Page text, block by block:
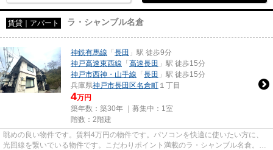
賃貸｜アパート ラ・シャンブル名倉
神鉄有馬線 「 長田 」駅 徒歩9分
神戸高速東西線 「 高速長田 」駅 徒歩15分
神戸市西神・山手線 「 長田 」駅 徒歩15分
兵庫県神戸市長田区名倉町 １丁目
4万円
築年数：築30年 ｜募集中： 1室
階数：2階建
眺めの良い物件です。賃料4万円の物件です。パソコンを快適に使いたい方に、
光回線を繋いでいる物件です。こだわりポイント満載のラ・シャンブル名倉。当